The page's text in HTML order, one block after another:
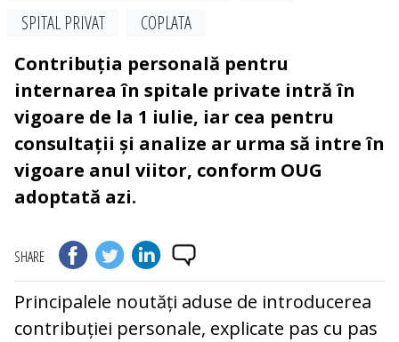
SPITAL PRIVAT
COPLATA
Contribuția personală pentru
internarea în spitale private intră în
vigoare de la 1 iulie, iar cea pentru
consultații și analize ar urma să intre în
vigoare anul viitor, conform OUG
adoptată azi.
SHARE
Principalele noutăți aduse de introducerea
contribuției personale, explicate pas cu pas